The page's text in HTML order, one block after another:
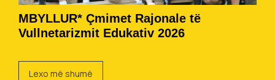
MBYLLUR* Çmimet Rajonale të
Vullnetarizmit Edukativ 2026
Lexo më shumë